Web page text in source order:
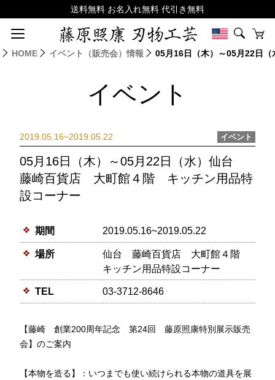
HOME イベント（販売会）情報 05月16日（木）～05月22日
イベント
2019.05.16~2019.05.22 イベント
05月16日（木）～05月22日（水）仙台
藤崎百貨店 大町館４階 キッチン用品特
設コーナー
期間 2019.05.16~2019.05.22
場所
仙台 藤崎百貨店 大町館４階
キッチン用品特設コーナー
TEL 03-3712-8646
【藤崎 創業200周年記念 第24回 藤原照康特別展示販売
会】のご案内
【本物を造る】：いつまでも使い続けられる本物の道具を展